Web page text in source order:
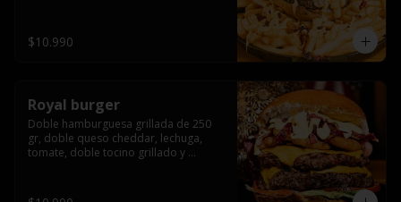
$10.990
Royal burger
Doble hamburguesa grillada de 250
gr, doble queso cheddar, lechuga,
tomate, doble tocino grillado y
salsa de queso cheddar.